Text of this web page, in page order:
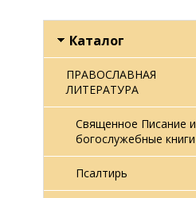
Каталог
ПРАВОСЛАВНАЯ
ЛИТЕРАТУРА
Священное Писание и
богослужебные книги
Псалтирь